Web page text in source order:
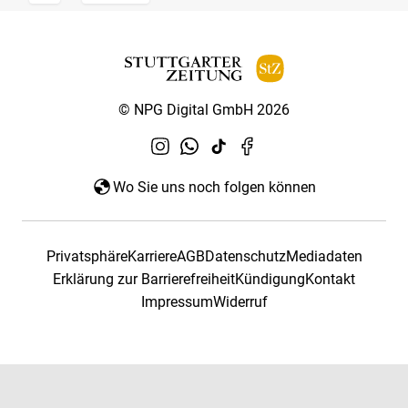
© NPG Digital GmbH 2026
Wo Sie uns noch folgen können
PrivatsphäreKarriereAGBDatenschutzMediadaten
Erklärung zur BarrierefreiheitKündigungKontakt
ImpressumWiderruf